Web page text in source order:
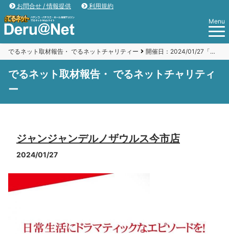
お問合せ / 情報提供
利用規約
Menu
でるネット取材報告・ でるネットチャリティー 開催日：2024/01/27「ジャンジャンデルノザウルス今市店」
でるネット取材報告・ でるネットチャリティ
ー
ジャンジャンデルノザウルス今市店
2024/01/27